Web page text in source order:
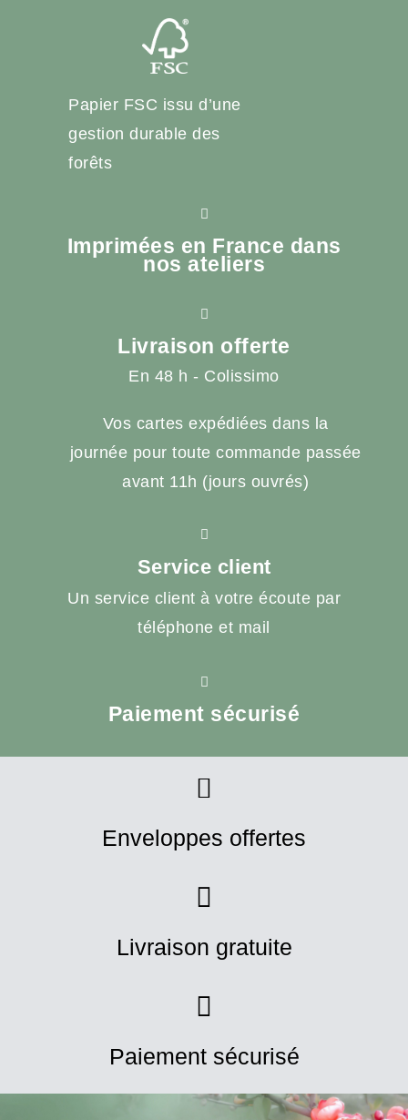
Papier FSC issu d’une
gestion durable des
forêts
Imprimées en France dans
nos ateliers
Livraison offerte
En 48 h - Colissimo
Vos cartes expédiées dans la
journée pour toute commande passée
avant 11h (jours ouvrés)
Service client
Un service client à votre écoute par
téléphone et mail
Paiement sécurisé
Enveloppes offertes
Livraison gratuite
Paiement sécurisé